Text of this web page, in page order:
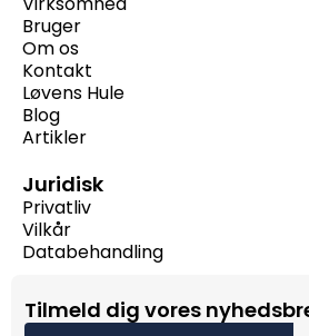
Bruger
Om os
Kontakt
Løvens Hule
Blog
Artikler
Juridisk
Privatliv
Vilkår
Databehandling
Tilmeld dig vores